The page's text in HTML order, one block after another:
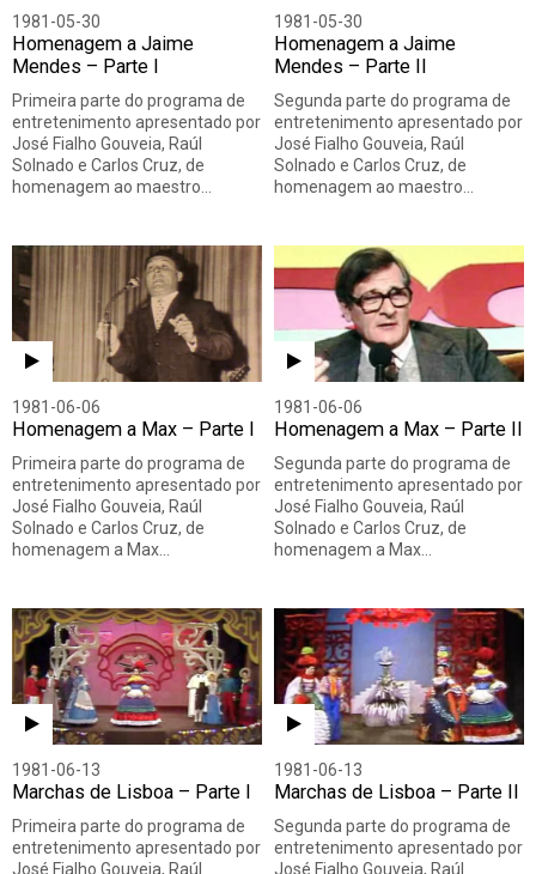
1981-05-30
Homenagem a Jaime
Mendes – Parte I
Primeira parte do programa de
entretenimento apresentado por
José Fialho Gouveia, Raúl
Solnado e Carlos Cruz, de
homenagem ao maestro…
1981-05-30
Homenagem a Jaime
Mendes – Parte II
Segunda parte do programa de
entretenimento apresentado por
José Fialho Gouveia, Raúl
Solnado e Carlos Cruz, de
homenagem ao maestro…
1981-06-06
Homenagem a Max – Parte I
Primeira parte do programa de
entretenimento apresentado por
José Fialho Gouveia, Raúl
Solnado e Carlos Cruz, de
homenagem a Max…
1981-06-06
Homenagem a Max – Parte II
Segunda parte do programa de
entretenimento apresentado por
José Fialho Gouveia, Raúl
Solnado e Carlos Cruz, de
homenagem a Max…
1981-06-13
Marchas de Lisboa – Parte I
Primeira parte do programa de
entretenimento apresentado por
José Fialho Gouveia, Raúl
1981-06-13
Marchas de Lisboa – Parte II
Segunda parte do programa de
entretenimento apresentado por
José Fialho Gouveia, Raúl